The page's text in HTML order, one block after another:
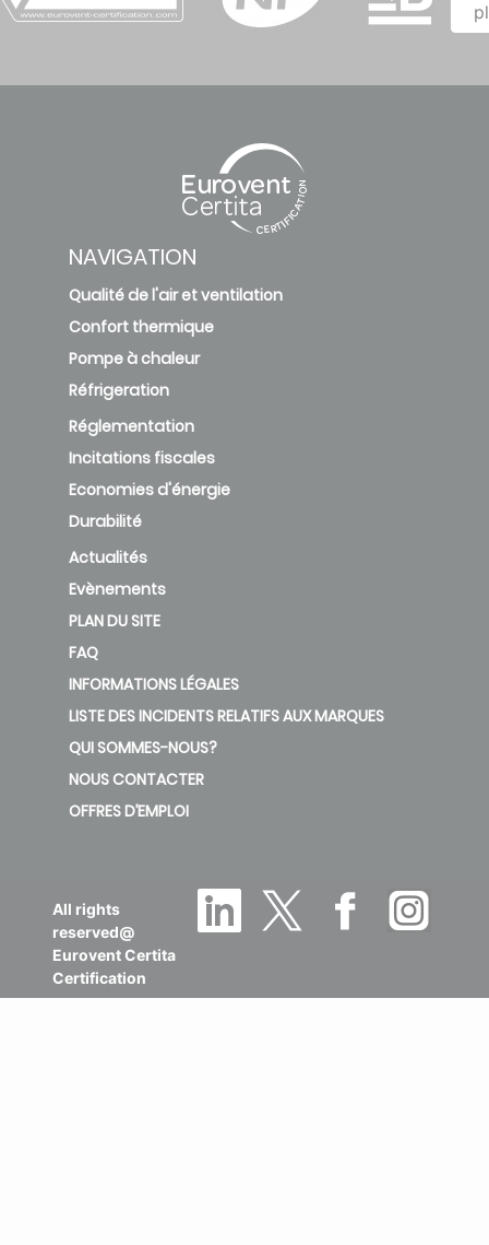
NAVIGATION
Qualité de l'air et ventilation
Confort thermique
Pompe à chaleur
Réfrigeration
Réglementation
Incitations fiscales
Economies d'énergie
Durabilité
Actualités
Evènements
PLAN DU SITE
FAQ
INFORMATIONS LÉGALES
LISTE DES INCIDENTS RELATIFS AUX MARQUES
QUI SOMMES-NOUS?
NOUS CONTACTER
OFFRES D’EMPLOI
All rights
reserved@
Eurovent Certita
Certification